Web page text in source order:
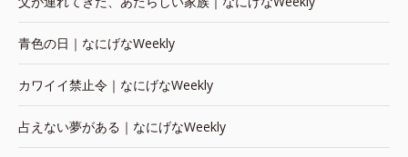
青色の日｜なにげなWeekly
カワイイ禁止令｜なにげなWeekly
占えない夢がある｜なにげなWeekly